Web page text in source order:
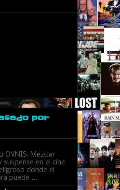
por
OVNIS: Mezclar
en el cine
donde el
puede ...